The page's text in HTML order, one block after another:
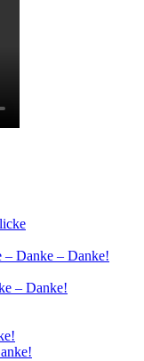
– Danke – Danke!
– Danke!